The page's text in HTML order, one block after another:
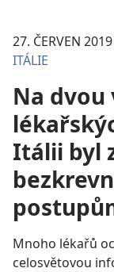
27. ČERVEN 2019
ITÁLIE
Na dvou
Itálii byl
Mnoho lékařů
celosvětovou